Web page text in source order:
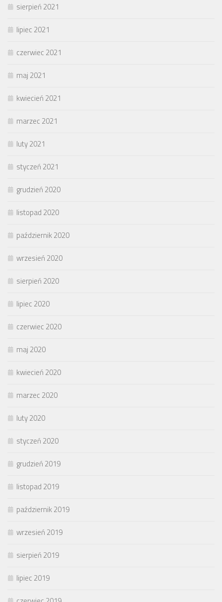
sierpień 2021
lipiec 2021
czerwiec 2021
maj 2021
kwiecień 2021
marzec 2021
luty 2021
styczeń 2021
grudzień 2020
listopad 2020
październik 2020
wrzesień 2020
sierpień 2020
lipiec 2020
czerwiec 2020
maj 2020
kwiecień 2020
marzec 2020
luty 2020
styczeń 2020
grudzień 2019
listopad 2019
październik 2019
wrzesień 2019
sierpień 2019
lipiec 2019